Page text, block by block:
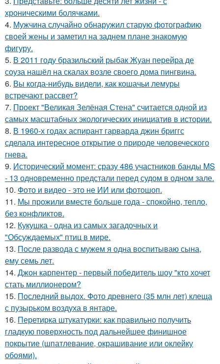
хроническими болячками.
4. Мужчина случайно обнаружил старую фотографию
своей жены и заметил на заднем плане знакомую
фигуру.
5. В 2011 году бразильский рыбак Жуан перейра де
соуза нашёл на скалах возле своего дома пингвина.
6. Вы когда-нибудь видели, как кошачьи лемуры
встречают рассвет?
7. Проект "Великая Зелёная Стена" считается одной из
самых масштабных экологических инициатив в истории.
8. В 1960-х годах аспирант гарварда джин бриггс
сделала интересное открытие о природе человеческого
гнева.
9. Исторический момент: сразу 486 участников банды MS
- 13 одновременно предстали перед судом в одном зале.
10. Фото и видео - это не ИИ или фотошоп.
11. Мы прожили вместе больше года - спокойно, тепло,
без конфликтов.
12. Кукушка - одна из самых загадочных и
"Обсуждаемых" птиц в мире.
13. После развода с мужем я одна воспитываю сына,
ему семь лет.
14. Джон карпентер - первый победитель шоу "кто хочет
стать миллионером?
15. Последний выдох. Фото древнего (35 млн лет) клеща
с пузырьком воздуха в янтаре.
16. Перетирка штукатурки: как правильно получить
гладкую поверхность под дальнейшее финишное
покрытие (шпатлевание, окрашивание или оклейку
обоями).